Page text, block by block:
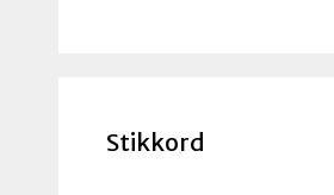
Stikkord